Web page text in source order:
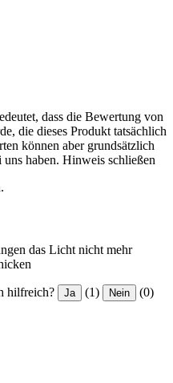
dass die Bewertung von
die dieses Produkt tatsächlich
können aber grundsätzlich
haben. Hinweis schließen
das Licht nicht mehr
hilfreich? Ja (1) Nein (0)